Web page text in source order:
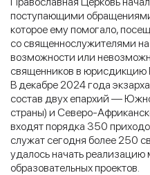
поступающими
которое ему помогало,
со священнослужителями
возможности или
священников в юрисдикцию
В декабре 2024 года
состав двух епархий —
страны) и Северо-
входят порядка 350
служат сегодня более 250
удалось начать реализацию
образовательных проектов.